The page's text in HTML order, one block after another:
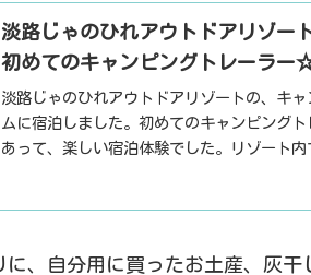
淡路じゃのひれアウトドアリゾー
初めてのキャンピングトレーラー
淡路じゃのひれアウトドアリゾートの、キ
ムに宿泊しました。初めてのキャンピング
あって、楽しい宿泊体験でした。リゾート
、自分用に買ったお土産、灰干